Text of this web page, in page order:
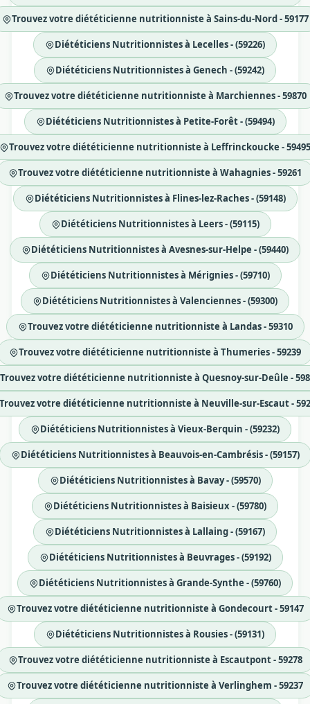
Trouvez votre diététicienne nutritionniste à Sains-du-Nord - 59177
Diététiciens Nutritionnistes à Lecelles - (59226)
Diététiciens Nutritionnistes à Genech - (59242)
Trouvez votre diététicienne nutritionniste à Marchiennes - 59870
Diététiciens Nutritionnistes à Petite-Forêt - (59494)
Trouvez votre diététicienne nutritionniste à Leffrinckoucke - 59495
Trouvez votre diététicienne nutritionniste à Wahagnies - 59261
Diététiciens Nutritionnistes à Flines-lez-Raches - (59148)
Diététiciens Nutritionnistes à Leers - (59115)
Diététiciens Nutritionnistes à Avesnes-sur-Helpe - (59440)
Diététiciens Nutritionnistes à Mérignies - (59710)
Diététiciens Nutritionnistes à Valenciennes - (59300)
Trouvez votre diététicienne nutritionniste à Landas - 59310
Trouvez votre diététicienne nutritionniste à Thumeries - 59239
Trouvez votre diététicienne nutritionniste à Quesnoy-sur-Deûle -
Trouvez votre diététicienne nutritionniste à Neuville-sur-Escaut -
Diététiciens Nutritionnistes à Vieux-Berquin - (59232)
Diététiciens Nutritionnistes à Beauvois-en-Cambrésis - (59157)
Diététiciens Nutritionnistes à Bavay - (59570)
Diététiciens Nutritionnistes à Baisieux - (59780)
Diététiciens Nutritionnistes à Lallaing - (59167)
Diététiciens Nutritionnistes à Beuvrages - (59192)
Diététiciens Nutritionnistes à Grande-Synthe - (59760)
Trouvez votre diététicienne nutritionniste à Gondecourt - 59147
Diététiciens Nutritionnistes à Rousies - (59131)
Trouvez votre diététicienne nutritionniste à Escautpont - 59278
Trouvez votre diététicienne nutritionniste à Verlinghem - 59237